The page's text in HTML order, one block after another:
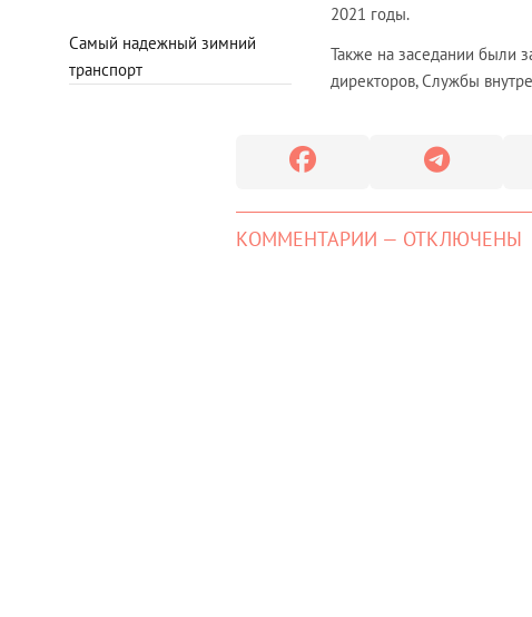
Самый надежный зимний
транспорт
2021 годы.
Также на заседании были
директоров, Службы
КОММЕНТАРИИ — ОТКЛЮЧЕНЫ